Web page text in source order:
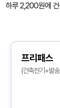
하루 2,200원에
프리패스
(건축전기+발